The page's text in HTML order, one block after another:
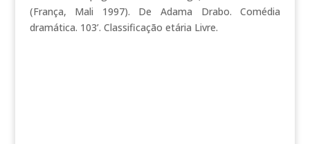
(França, Mali 1997). De Adama Drabo. Comédia
dramática. 103’. Classificação etária Livre.